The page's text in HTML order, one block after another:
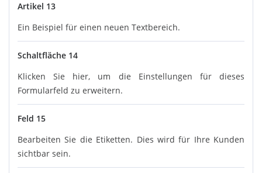
Artikel 13
Ein Beispiel für einen neuen Textbereich.
Schaltfläche 14
Klicken Sie hier, um die Einstellungen für dieses
Formularfeld zu erweitern.
Feld 15
Bearbeiten Sie die Etiketten. Dies wird für Ihre Kunden
sichtbar sein.